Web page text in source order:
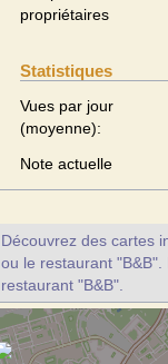
propriétaires
Statistiques
Vues par jour
(moyenne):
Note actuelle
Découvrez des cartes
ou le restaurant
restaurant "B&B".